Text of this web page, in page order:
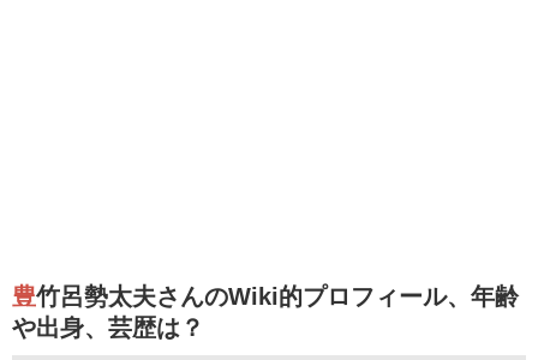
豊竹呂勢太夫さんのWiki的プロフィール、年齢
や出身、芸歴は？